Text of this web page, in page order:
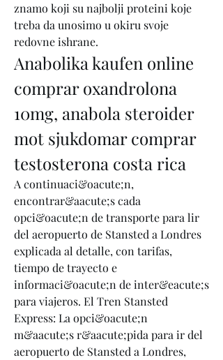
znamo koji su najbolji proteini koje
treba da unosimo u okiru svoje
redovne ishrane.
Anabolika kaufen online
comprar oxandrolona
10mg, anabola steroider
mot sjukdomar comprar
testosterona costa rica
A continuaci&oacute;n,
encontrar&aacute;s cada
opci&oacute;n de transporte para lir
del aeropuerto de Stansted a Londres
explicada al detalle, con tarifas,
tiempo de trayecto e
informaci&oacute;n de inter&eacute;s
para viajeros. El Tren Stansted
Express: La opci&oacute;n
m&aacute;s r&aacute;pida para ir del
aeropuerto de Stansted a Londres,